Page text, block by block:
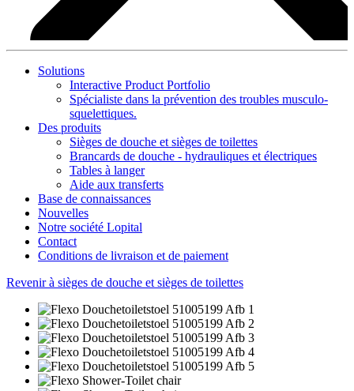
Solutions
Interactive Product Portfolio
Spécialiste dans la prévention des troubles musculo-
squelettiques.
Des produits
Sièges de douche et sièges de toilettes
Brancards de douche - hydrauliques et électriques
Tables à langer
Aide aux transferts
Base de connaissances
Nouvelles
Notre société Lopital
Contact
Conditions de livraison et de paiement
Revenir à sièges de douche et sièges de toilettes